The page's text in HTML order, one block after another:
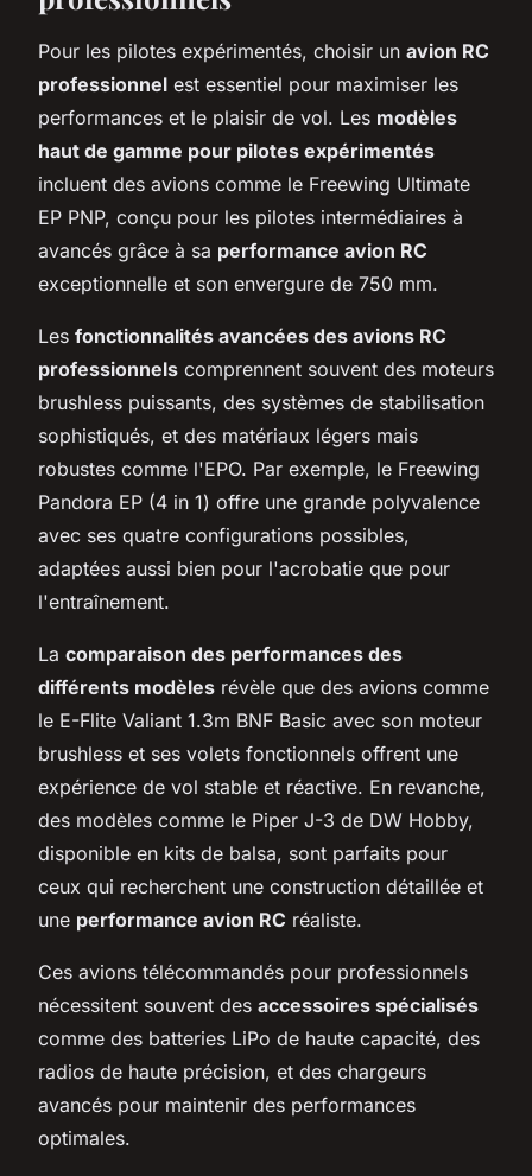
Pour les pilotes expérimentés, choisir un avion RC
professionnel est essentiel pour maximiser les
performances et le plaisir de vol. Les modèles
haut de gamme pour pilotes expérimentés
incluent des avions comme le Freewing Ultimate
EP PNP, conçu pour les pilotes intermédiaires à
avancés grâce à sa performance avion RC
exceptionnelle et son envergure de 750 mm.
Les fonctionnalités avancées des avions RC
professionnels comprennent souvent des moteurs
brushless puissants, des systèmes de stabilisation
sophistiqués, et des matériaux légers mais
robustes comme l'EPO. Par exemple, le Freewing
Pandora EP (4 in 1) offre une grande polyvalence
avec ses quatre configurations possibles,
adaptées aussi bien pour l'acrobatie que pour
l'entraînement.
La comparaison des performances des
différents modèles révèle que des avions comme
le E-Flite Valiant 1.3m BNF Basic avec son moteur
brushless et ses volets fonctionnels offrent une
expérience de vol stable et réactive. En revanche,
des modèles comme le Piper J-3 de DW Hobby,
disponible en kits de balsa, sont parfaits pour
ceux qui recherchent une construction détaillée et
une performance avion RC réaliste.
Ces avions télécommandés pour professionnels
nécessitent souvent des accessoires spécialisés
comme des batteries LiPo de haute capacité, des
radios de haute précision, et des chargeurs
avancés pour maintenir des performances
optimales.